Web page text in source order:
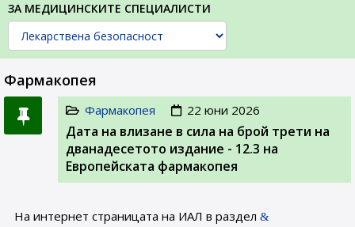
ЗА МЕДИЦИНСКИТЕ СПЕЦИАЛИСТИ
Фармакопея
Фармакопея 22 юни 2026
Дата на влизане в сила на брой трети на
дванадесетото издание - 12.3 на
Европейската фармакопея
На интернет страницата на ИАЛ в раздел